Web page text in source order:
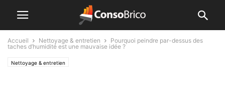
Accueil Nettoyage & entretien
Pourquoi peindre par-dessus des
taches d’humidité est une mauvaise idée ?
Nettoyage & entretien